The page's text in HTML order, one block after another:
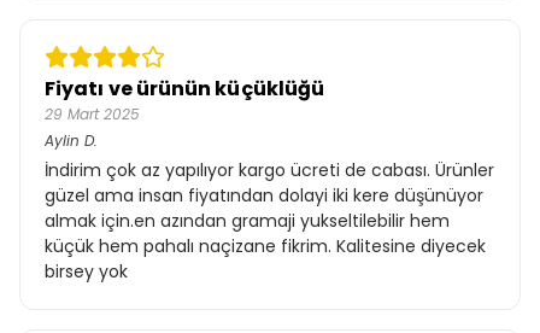
Fiyatı ve ürünün küçüklüğü
29 Mart 2025
Aylin D.
İndirim çok az yapılıyor kargo ücreti de cabası. Ürünler
güzel ama insan fiyatından dolayi iki kere düşünüyor
almak için.en azından gramaji yukseltilebilir hem
küçük hem pahalı naçizane fikrim. Kalitesine diyecek
birsey yok